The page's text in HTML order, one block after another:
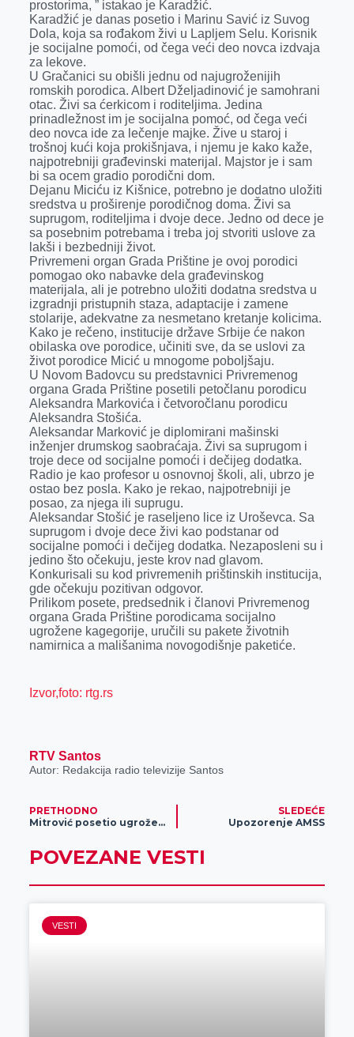
prostorima, ” istakao je Karadžić.
Karadžić je danas posetio i Marinu Savić iz Suvog
Dola, koja sa rođakom živi u Lapljem Selu. Korisnik
je socijalne pomoći, od čega veći deo novca izdvaja
za lekove.
U Gračanici su obišli jednu od najugroženijih
romskih porodica. Albert Dželjadinović je samohrani
otac. Živi sa ćerkicom i roditeljima. Jedina
prinadležnost im je socijalna pomoć, od čega veći
deo novca ide za lečenje majke. Žive u staroj i
trošnoj kući koja prokišnjava, i njemu je kako kaže,
najpotrebniji građevinski materijal. Majstor je i sam
bi sa ocem gradio porodični dom.
Dejanu Miciću iz Kišnice, potrebno je dodatno uložiti
sredstva u proširenje porodičnog doma. Živi sa
suprugom, roditeljima i dvoje dece. Jedno od dece je
sa posebnim potrebama i treba joj stvoriti uslove za
lakši i bezbedniji život.
Privremeni organ Grada Prištine je ovoj porodici
pomogao oko nabavke dela građevinskog
materijala, ali je potrebno uložiti dodatna sredstva u
izgradnji pristupnih staza, adaptacije i zamene
stolarije, adekvatne za nesmetano kretanje kolicima.
Kako je rečeno, institucije države Srbije će nakon
obilaska ove porodice, učiniti sve, da se uslovi za
život porodice Micić u mnogome poboljšaju.
U Novom Badovcu su predstavnici Privremenog
organa Grada Prištine posetili petočlanu porodicu
Aleksandra Markovića i četvoročlanu porodicu
Aleksandra Stošića.
Aleksandar Marković je diplomirani mašinski
inženjer drumskog saobraćaja. Živi sa suprugom i
troje dece od socijalne pomoći i dečijeg dodatka.
Radio je kao profesor u osnovnoj školi, ali, ubrzo je
ostao bez posla. Kako je rekao, najpotrebniji je
posao, za njega ili suprugu.
Aleksandar Stošić je raseljeno lice iz Uroševca. Sa
suprugom i dvoje dece živi kao podstanar od
socijalne pomoći i dečijeg dodatka. Nezaposleni su i
jedino što očekuju, jeste krov nad glavom.
Konkurisali su kod privremenih prištinskih institucija,
gde očekuju pozitivan odgovor.
Prilikom posete, predsednik i članovi Privremenog
organa Grada Prištine porodicama socijalno
ugrožene kagegorije, uručili su pakete životnih
namirnica a mališanima novogodišnje paketiće.
Izvor,foto: rtg.rs
RTV Santos
Autor: Redakcija radio televizije Santos
PRETHODNO
Mitrović posetio ugrožene porodice u Straži
SLEDEĆE
Upozorenje AMSS
POVEZANE VESTI
VESTI